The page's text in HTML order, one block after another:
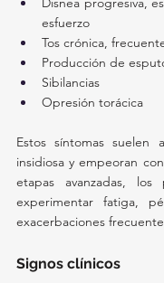
esfuerzo
Tos crónica,
Producción de
Sibilancias
Opresión torácica
Estos síntomas suelen
insidiosa y empeoran
etapas avanzadas, los
experimentar fatiga,
exacerbaciones
Signos clínicos